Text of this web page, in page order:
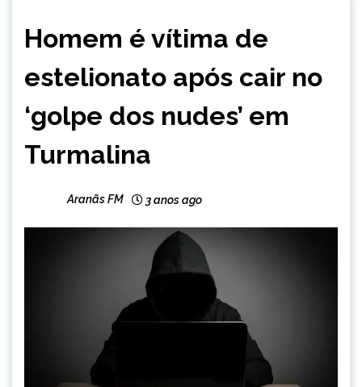
MINAS
NOTÍCIAS
Homem é vítima de
estelionato após cair no
‘golpe dos nudes’ em
Turmalina
Aranãs FM 3 anos ago